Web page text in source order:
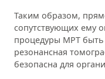
Таким образом,
сопутствующих ему
процедуры МРТ
резонансная
безопасна для